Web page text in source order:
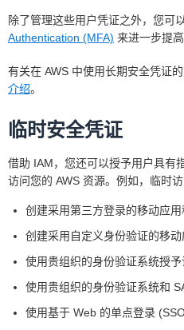
除了管理这些用户凭证之外，您可
Authentication (MFA) 来进一步提
有关在 AWS 中使用长期安全凭证
介绍。
临时安全凭证
借助 IAM，您还可以授予用户具有
访问您的 AWS 资源。例如，临时
创建采用第三方登录的移动应用
创建采用自定义身份验证的移动
使用贵组织的身份验证系统授予
使用贵组织的身份验证系统和
使用基于 Web 的单点登录